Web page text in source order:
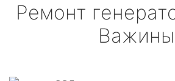
Ремонт
Важины